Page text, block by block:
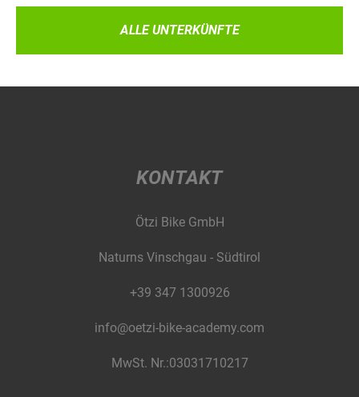
ALLE UNTERKÜNFTE
KONTAKT
Ötzi Bike GmbH
Naturns Vinschgau - Südtirol
+39 347 1300926
info@oetzi-bike-academy.com
MwSt. Nr.:03031710217